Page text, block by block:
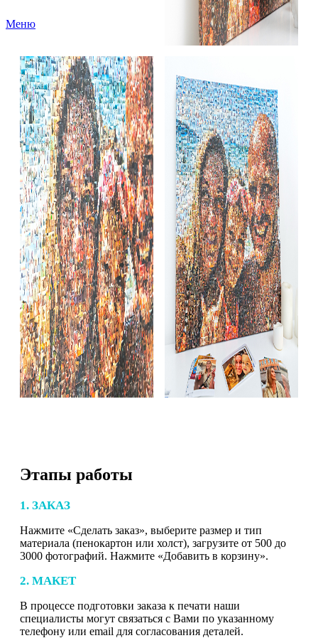
Меню
Этапы работы
1. ЗАКАЗ
Нажмите «Сделать заказ», выберите размер и тип
материала (пенокартон или холст), загрузите от 500 до
3000 фотографий. Нажмите «Добавить в корзину».
2. МАКЕТ
В процессе подготовки заказа к печати наши
специалисты могут связаться с Вами по указанному
телефону или email для согласования деталей.